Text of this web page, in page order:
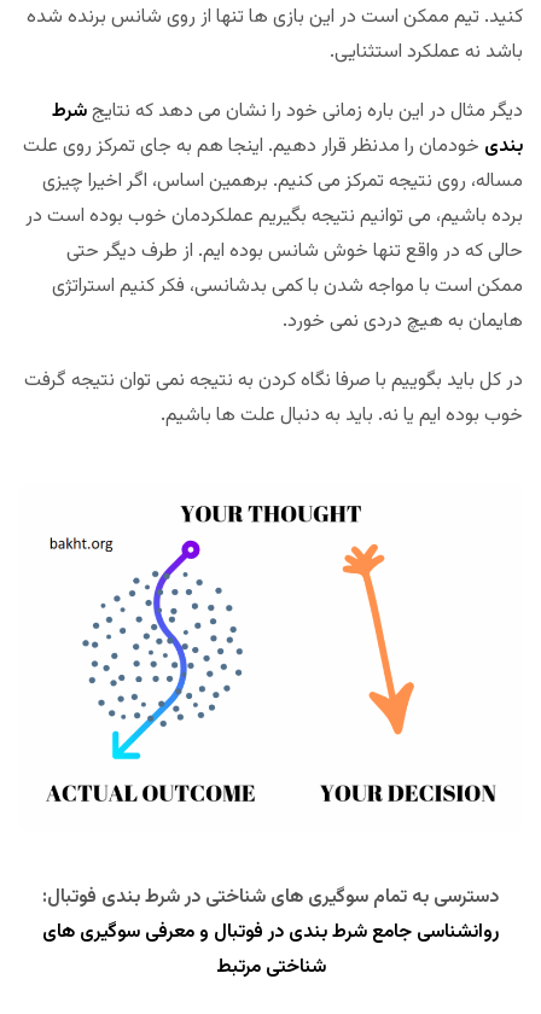
کنید. تیم ممکن است در این بازی ها تنها از روی شانس برنده شده
باشد نه عملکرد استثنایی.
دیگر مثال در این باره زمانی خود را نشان می دهد که نتایجشرط
بندی خودمان را مدنظر قرار دهیم. اینجا هم به جای تمرکز روی علت
مساله، روی نتیجه تمرکز می کنیم. برهمین اساس، اگر اخیرا چیزی
برده باشیم، می توانیم نتیجه بگیریم عملکردمان خوب بوده است در
حالی که در واقع تنها خوش شانس بوده ایم. از طرف دیگر حتی
ممکن است با مواجه شدن با کمی بدشانسی، فکر کنیم استراتژی
هایمان به هیچ دردی نمی خورد.
در کل باید بگوییم با صرفا نگاه کردن به نتیجه نمی توان نتیجه گرفت
خوب بوده ایم یا نه. باید به دنبال علت ها باشیم.
دسترسی به تمام سوگیری های شناختی در شرط بندی فوتبال:
روانشناسی جامع شرط بندی در فوتبال و معرفی سوگیری های
شناختی مرتبط